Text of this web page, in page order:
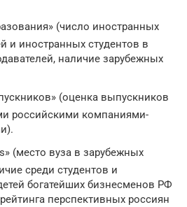
(число иностранных
и иностранных студентов в
наличие зарубежных
(оценка выпускников
российскими компаниями-
(место вуза в зарубежных
среди студентов и
богатейших бизнесменов РФ
перспективных россиян